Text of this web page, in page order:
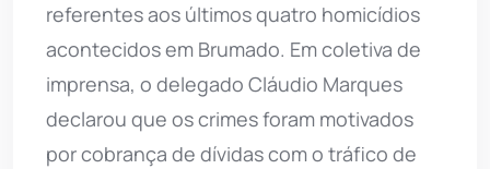
referentes aos últimos quatro homicídios
acontecidos em Brumado. Em coletiva de
imprensa, o delegado Cláudio Marques
declarou que os crimes foram motivados
por cobrança de dívidas com o tráfico de